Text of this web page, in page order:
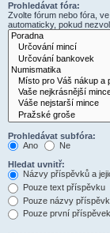
Prohledávat fóra:
Zvolte fórum nebo fóra,
automaticky, pokud
Prohledávat subfóra:
Ano
Ne
Hledat uvnitř:
Názvy příspěvků a
Pouze text příspěvku
Pouze názvy
Pouze první